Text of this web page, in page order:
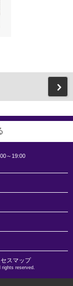
～19:00
セスマップ
reserved.